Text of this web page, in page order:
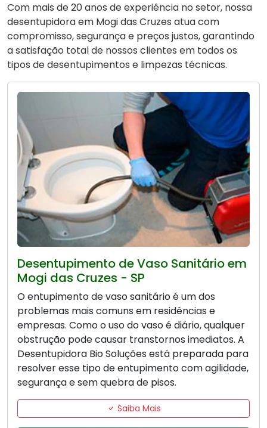
Com mais de 20 anos de experiência no setor, nossa
desentupidora em Mogi das Cruzes atua com
compromisso, segurança e preços justos, garantindo
a satisfação total de nossos clientes em todos os
tipos de desentupimentos e limpezas técnicas.
Desentupimento de Vaso Sanitário em
Mogi das Cruzes - SP
O entupimento de vaso sanitário é um dos
problemas mais comuns em residências e
empresas. Como o uso do vaso é diário, qualquer
obstrução pode causar transtornos imediatos. A
Desentupidora Bio Soluções está preparada para
resolver esse tipo de entupimento com agilidade,
segurança e sem quebra de pisos.
Saiba Mais